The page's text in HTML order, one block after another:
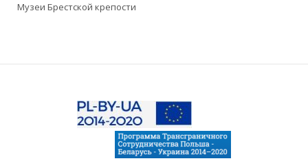
Музеи Брестской крепости